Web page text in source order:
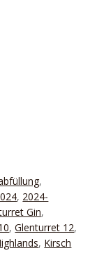
,
, 2024-
Gin,
,Glenturret 12,
, Kirsch